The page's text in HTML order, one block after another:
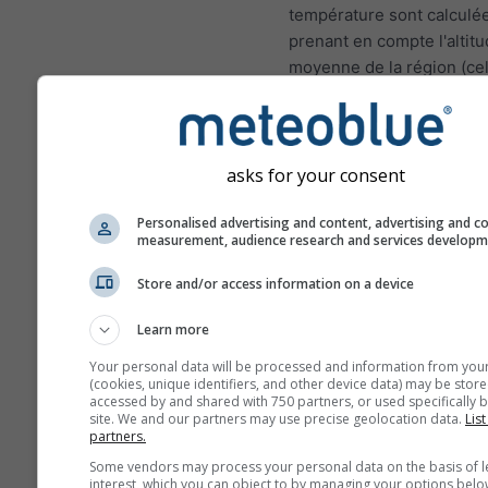
température sont
prenant en compte
moyenne de la région
températures pour les
montagnes ou les zones
peuvent être légèrement
au lieu choisi. Vous
trouver l'altitude de la
grille en plus des
mois, les données sont
agrégations
moyenne, maximale et
sont des agrégations
asks for your consent
Personalised advertising and content, advertising and
measurement, audience research and services
Store and/or access information on a device
Learn more
Your personal data will be processed and information from
(cookies, unique identifiers, and other device data) may be
accessed by and shared with 750 partners, or used specifically
site. We and our partners may use precise geolocation data.
partners.
Some vendors may process your personal data on the basis of
interest, which you can object to by managing your options